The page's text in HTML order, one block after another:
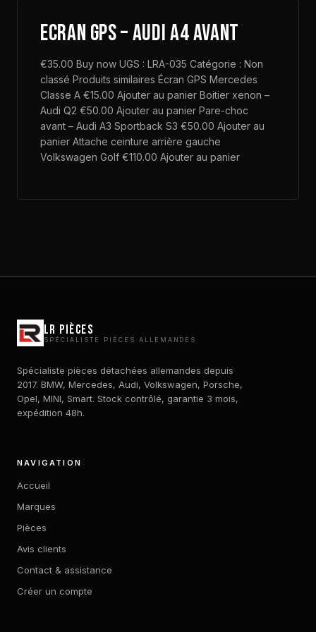
Ecran GPS – Audi A4 Avant
€35.00 Buy now UGS : LRA-035 Catégorie : Non
classé Produits similaires Écran GPS Mercedes
Classe A €15.00 Ajouter au panier Boitier xenon –
Audi Q2 €50.00 Ajouter au panier Pare-choc
avant – Audi A3 Sportback S3 €50.00 Ajouter au
panier Attache ceinture arrière gauche
Volkswagen Golf €110.00 Ajouter au panier
LR Pièces
SPÉCIALISTE PIÈCES ALLEMANDES
Spécialiste pièces détachées allemandes depuis
2017. BMW, Mercedes, Audi, Volkswagen, Porsche,
Opel, MINI, Smart. Stock contrôlé, garantie 3 mois,
expédition 48h.
NAVIGATION
Accueil
Marques
Pièces
Avis clients
Contact & assistance
Créer un compte